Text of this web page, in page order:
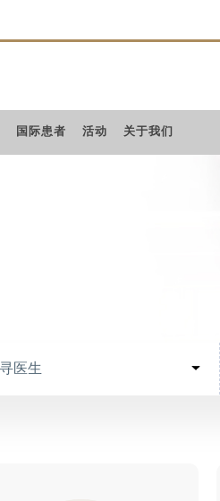
国际患者 活动 关于我们